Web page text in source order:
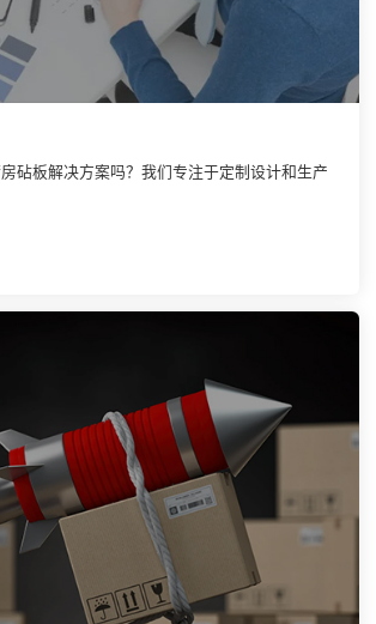
砧板解决方案吗？我们专注于定制设计和生产